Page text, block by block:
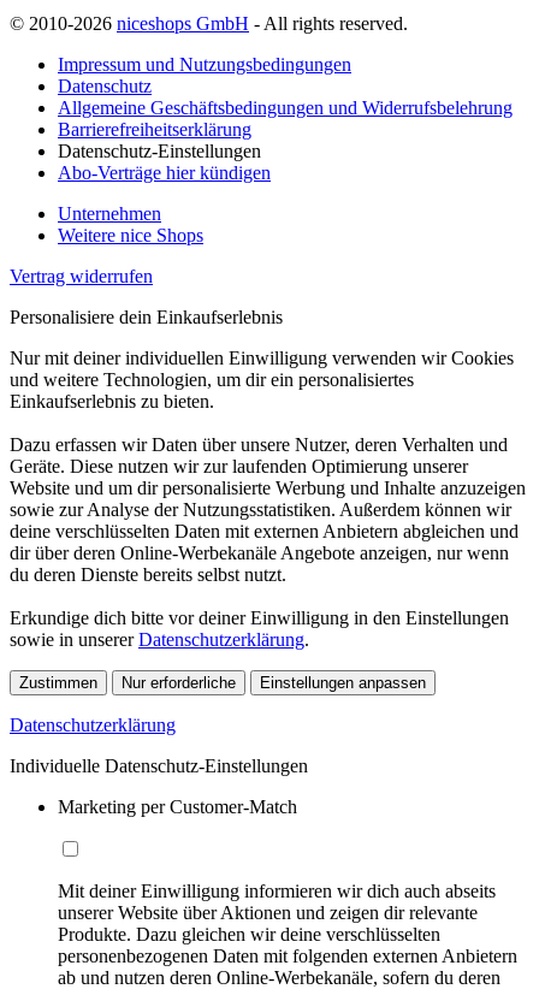
© 2010-2026 niceshops GmbH - All rights reserved.
Impressum und Nutzungsbedingungen
Datenschutz
Allgemeine Geschäftsbedingungen und Widerrufsbelehrung
Barrierefreiheitserklärung
Datenschutz-Einstellungen
Abo-Verträge hier kündigen
Unternehmen
Weitere nice Shops
Vertrag widerrufen
Personalisiere dein Einkaufserlebnis
Nur mit deiner individuellen Einwilligung verwenden wir Cookies
und weitere Technologien, um dir ein personalisiertes
Einkaufserlebnis zu bieten.
Dazu erfassen wir Daten über unsere Nutzer, deren Verhalten und
Geräte. Diese nutzen wir zur laufenden Optimierung unserer
Website und um dir personalisierte Werbung und Inhalte anzuzeigen
sowie zur Analyse der Nutzungsstatistiken. Außerdem können wir
deine verschlüsselten Daten mit externen Anbietern abgleichen und
dir über deren Online-Werbekanäle Angebote anzeigen, nur wenn
du deren Dienste bereits selbst nutzt.
Erkundige dich bitte vor deiner Einwilligung in den Einstellungen
sowie in unsererDatenschutzerklärung.
Zustimmen Nur erforderliche Einstellungen anpassen
Datenschutzerklärung
Individuelle Datenschutz-Einstellungen
Marketing per Customer-Match
Mit deiner Einwilligung informieren wir dich auch abseits
unserer Website über Aktionen und zeigen dir relevante
Produkte. Dazu gleichen wir deine verschlüsselten
personenbezogenen Daten mit folgenden externen Anbietern
ab und nutzen deren Online-Werbekanäle, sofern du deren